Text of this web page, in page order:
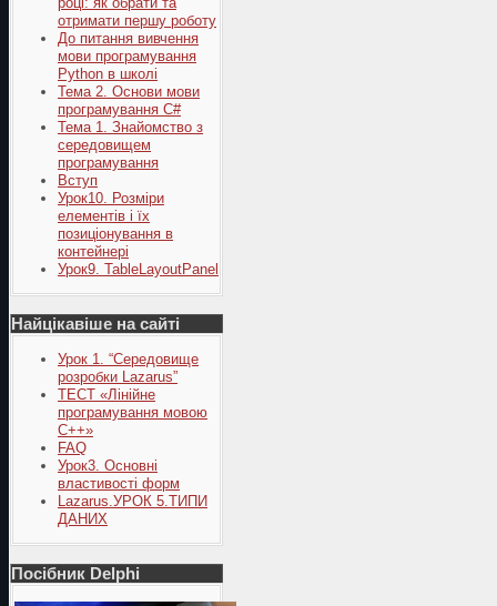
отримати першу роботу
До питання вивчення
мови програмування
Python в школі
Тема 2. Основи мови
програмування C#
Тема 1. Знайомство з
середовищем
програмування
Вступ
Урок10. Розміри
елементів і їх
позиціонування в
контейнері
Урок9. TableLayoutPanel
Найцікавіше на сайті
Урок 1. “Середовище
розробки Lazarus”
ТЕСТ «Лінійне
програмування мовою
С++»
FAQ
Урок3. Основні
властивості форм
Lazarus.УРОК 5.ТИПИ
ДАНИХ
Посібник Delphi